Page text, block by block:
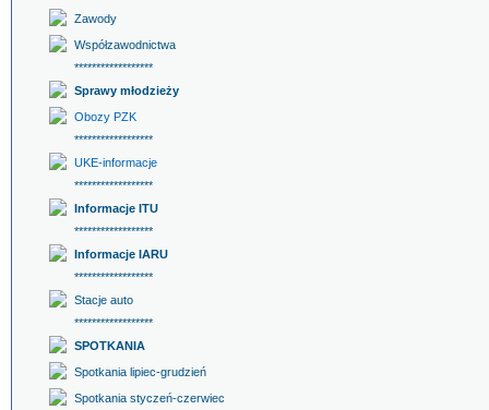
Zawody
Współzawodnictwa
******************
Sprawy młodzieży
Obozy PZK
******************
UKE-informacje
******************
Informacje ITU
******************
Informacje IARU
******************
Stacje auto
******************
SPOTKANIA
Spotkania lipiec-grudzień
Spotkania styczeń-czerwiec